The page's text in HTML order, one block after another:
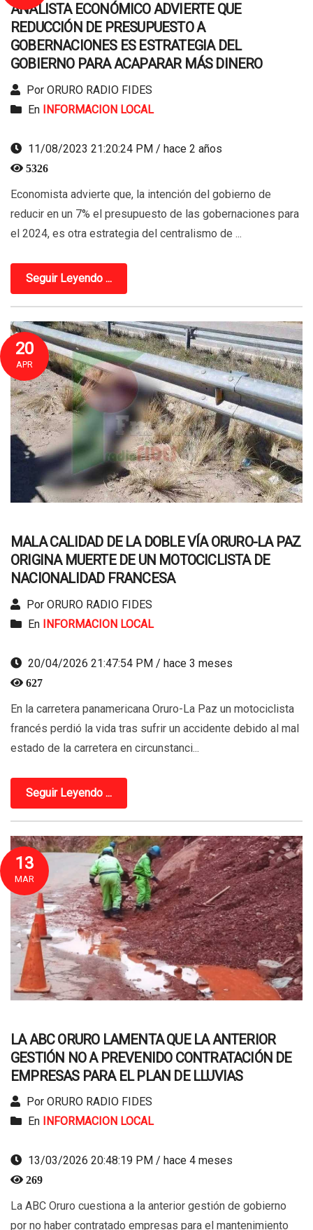
ANALISTA ECONÓMICO ADVIERTE QUE
REDUCCIÓN DE PRESUPUESTO A
GOBERNACIONES ES ESTRATEGIA DEL
GOBIERNO PARA ACAPARAR MÁS DINERO
Por ORURO RADIO FIDES
En INFORMACION LOCAL
11/08/2023 21:20:24 PM / hace 2 años
5326
Economista advierte que, la intención del gobierno de
reducir en un 7% el presupuesto de las gobernaciones para
el 2024, es otra estrategia del centralismo de ...
Seguir Leyendo ...
20
APR
MALA CALIDAD DE LA DOBLE VÍA ORURO-LA PAZ
ORIGINA MUERTE DE UN MOTOCICLISTA DE
NACIONALIDAD FRANCESA
Por ORURO RADIO FIDES
En INFORMACION LOCAL
20/04/2026 21:47:54 PM / hace 3 meses
627
En la carretera panamericana Oruro-La Paz un motociclista
francés perdió la vida tras sufrir un accidente debido al mal
estado de la carretera en circunstanci...
Seguir Leyendo ...
13
MAR
LA ABC ORURO LAMENTA QUE LA ANTERIOR
GESTIÓN NO A PREVENIDO CONTRATACIÓN DE
EMPRESAS PARA EL PLAN DE LLUVIAS
Por ORURO RADIO FIDES
En INFORMACION LOCAL
13/03/2026 20:48:19 PM / hace 4 meses
269
La ABC Oruro cuestiona a la anterior gestión de gobierno
por no haber contratado empresas para el mantenimiento